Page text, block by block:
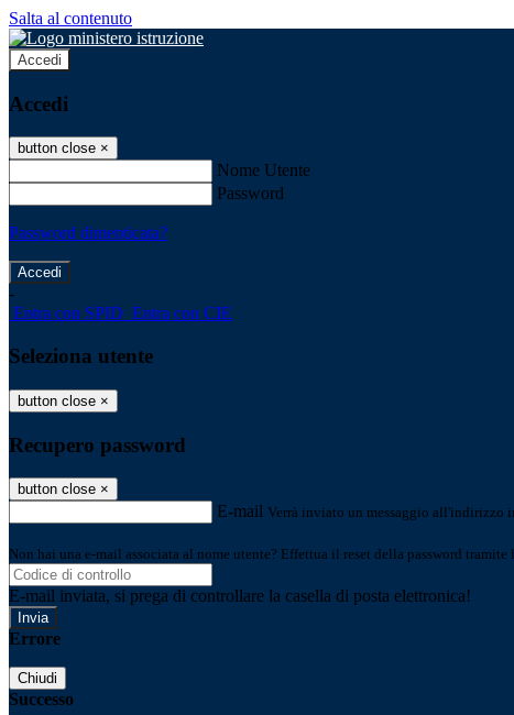
Salta al contenuto
Accedi
Accedi
button close ×
Nome Utente
Password
Password dimenticata?
-
Entra con SPID Entra con CIE
Seleziona utente
button close ×
Recupero password
button close ×
E-mail Verrà inviato un messaggio all'indirizzo
Non hai una e-mail associata al nome utente? Effettua il reset della password tramite
E-mail inviata, si prega di controllare la casella di posta elettronica!
Errore
Chiudi
Successo